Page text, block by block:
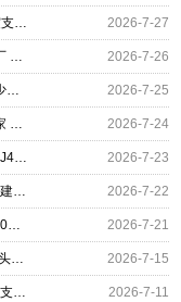
建筑抗震减震支座生产厂家 LRB1300铅芯橡胶隔震支座厂家电话 抗震支座LNR700多少钱 2026-7-27
HDR600高阻尼橡胶支座厂家 LRB800支座源头工厂 钢连廊用建筑抗震支座 2026-7-26
钢结构建筑抗震支座生产厂家 隔震支座LRB600多少钱 LNR1100支座多少钱 2026-7-25
400的抗震支座源头工厂 建筑抗震橡胶隔震支座厂家 建筑铅芯隔振支座厂家 2026-7-24
建筑工程叠层橡胶隔震支座厂家 房屋建筑抗震支座 J4Q铅芯隔震支座厂家 2026-7-23
滑移橡胶隔震支座厂家 建筑Y4Q铅芯隔震支座厂家 建筑抗震支座哪里便宜 2026-7-22
建筑抗震支座源头工厂 成品橡胶隔震支座 HDR1200高阻尼隔震支座多少钱 2026-7-21
LNR隔震支座什么价格 建筑抗震支座-LNR700-II源头工厂 LNR1500天然橡胶支座多少钱 2026-7-15
减振隔震支座厂家 圆形橡胶隔震支座 建筑抗震隔震支座工厂 2026-7-11